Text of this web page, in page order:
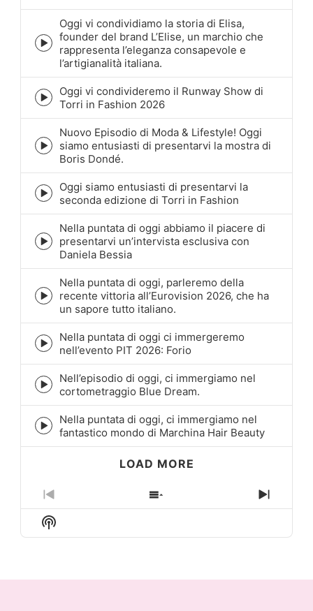
play
icon
Episode
play
icon
Oggi vi condividiamo la storia di Elisa,
founder del brand L’Elise, un marchio che
rappresenta l’eleganza consapevole e
l’artigianalità italiana.
Episode
play
icon
Oggi vi condivideremo il Runway Show di
Torri in Fashion 2026
Episode
play
icon
Nuovo Episodio di Moda & Lifestyle! Oggi
siamo entusiasti di presentarvi la mostra di
Boris Dondé.
Episode
play
icon
Oggi siamo entusiasti di presentarvi la
seconda edizione di Torri in Fashion
Episode
play
icon
Nella puntata di oggi abbiamo il piacere di
presentarvi un’intervista esclusiva con
Daniela Bessia
Episode
play
icon
Nella puntata di oggi, parleremo della
recente vittoria all’Eurovision 2026, che ha
un sapore tutto italiano.
Episode
play
icon
Nella puntata di oggi ci immergeremo
nell’evento PIT 2026: Forio
Episode
play
icon
Nell’episodio di oggi, ci immergiamo nel
cortometraggio Blue Dream.
Episode
play
Nella puntata di oggi, ci immergiamo nel
fantastico mondo di Marchina Hair Beauty
LOAD MORE
Previous
Episode
Show
Episodes
Next
Show
Podcast